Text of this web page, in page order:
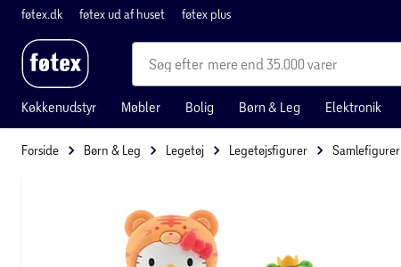
føtex.dk føtex ud af huset føtex plus
mere end 35.000 varer
Køkkenudstyr Møbler Bolig Børn & Leg Elektronik
Forside Børn & Leg Legetøj Legetøjsfigurer Samlefigurer